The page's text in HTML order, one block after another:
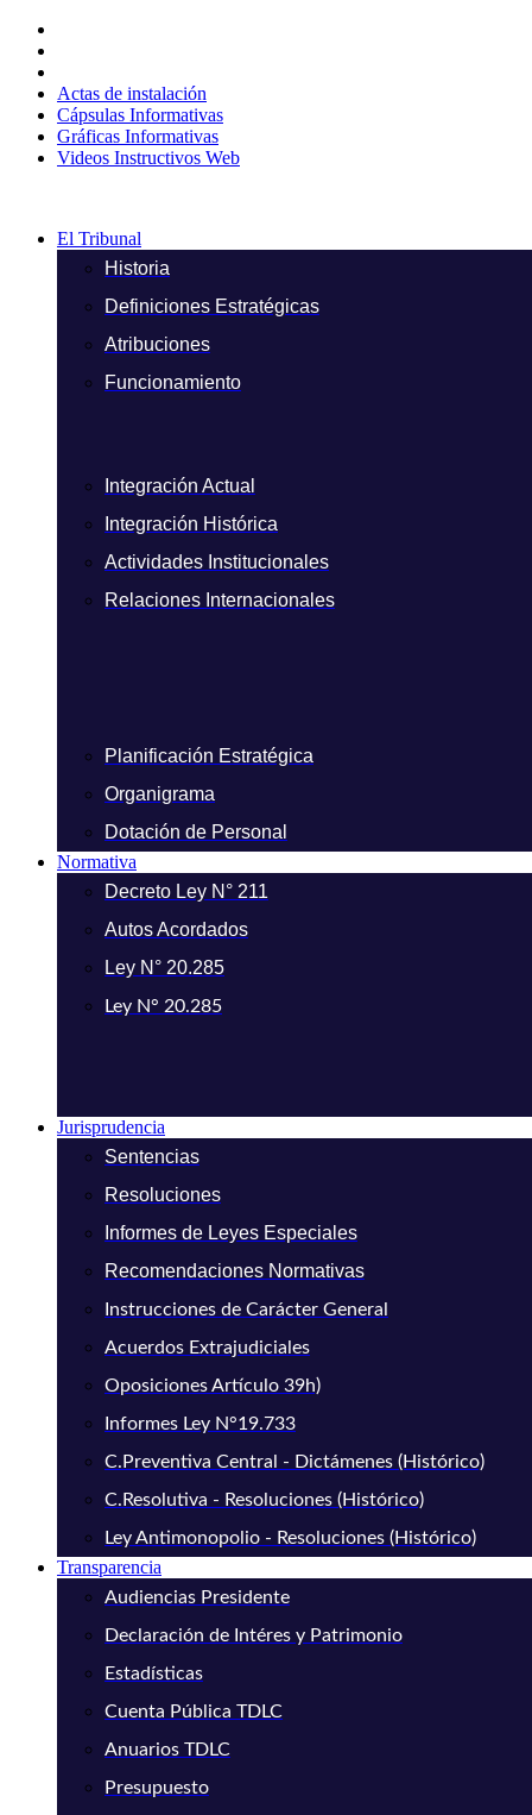
contenido
Actas de instalación
Cápsulas Informativas
Gráficas Informativas
Videos Instructivos Web
El Tribunal
Historia
Definiciones Estratégicas
Atribuciones
Funcionamiento
Integración Actual
Integración Histórica
Actividades Institucionales
Relaciones Internacionales
Planificación Estratégica
Organigrama
Dotación de Personal
Normativa
Decreto Ley N° 211
Autos Acordados
Ley N° 20.285
Ley N° 20.285
Jurisprudencia
Sentencias
Resoluciones
Informes de Leyes Especiales
Recomendaciones Normativas
Instrucciones de Carácter General
Acuerdos Extrajudiciales
Oposiciones Artículo 39h)
Informes Ley N°19.733
C.Preventiva Central - Dictámenes (Histórico)
C.Resolutiva - Resoluciones (Histórico)
Ley Antimonopolio - Resoluciones (Histórico)
Transparencia
Audiencias Presidente
Declaración de Intéres y Patrimonio
Estadísticas
Cuenta Pública TDLC
Anuarios TDLC
Presupuesto